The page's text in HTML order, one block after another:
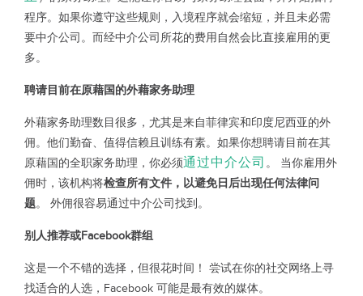
程序。如果你遵守这些规则，入境程序就会缩短，并且未必需
要中介公司。而经中介公司所花的费用自然会比直接雇用的更
多。
聘请目前在原藉国的外藉家务助理
外藉家务助理数目很多，尤其是来自菲律宾和印度尼西亚的外
佣。他们勤奋、值得信赖且训练有素。如果你想聘请目前在其
原藉国的全职家务助理，你必须通过中介公司 。 当你雇用外
佣时，该机构将检查所有文件，以避免日后出现任何法律问
题。 外佣很容易通过中介公司找到。
别人推荐或Facebook群组
这是一个不错的选择，但很花时间！ 尝试在你的社交网络上寻
找适合的人选，Facebook 可能是最有效的媒体。